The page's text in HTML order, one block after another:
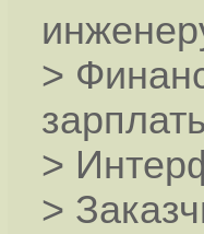
>
>
>